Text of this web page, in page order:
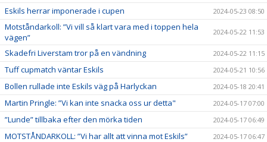
Eskils herrar imponerade i cupen 2024-05-23 08:50
Motståndarkoll: ”Vi vill så klart vara med i toppen hela
vägen”
2024-05-22 11:53
Skadefri Liverstam tror på en vändning 2024-05-22 11:15
Tuff cupmatch väntar Eskils 2024-05-21 10:56
Bollen rullade inte Eskils väg på Harlyckan 2024-05-18 20:41
Martin Pringle: ”Vi kan inte snacka oss ur detta" 2024-05-17 07:00
”Lunde” tillbaka efter den mörka tiden 2024-05-17 06:49
MOTSTÅNDARKOLL: ”Vi har allt att vinna mot Eskils” 2024-05-17 06:47